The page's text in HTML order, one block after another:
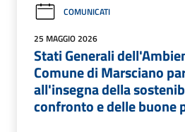
COMUNICATI
25 MAGGIO 2026
Stati Generali
Comune di Marsciano
all'insegna della
confronto e delle buone